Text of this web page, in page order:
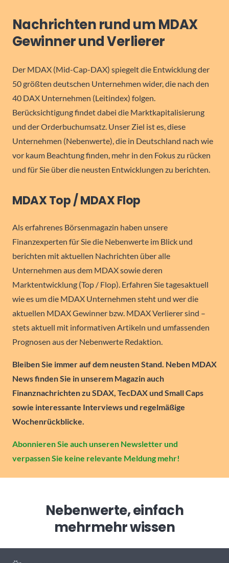
Nachrichten rund um MDAX
Gewinner und Verlierer
Der MDAX (Mid-Cap-DAX) spiegelt die Entwicklung der
50 größten deutschen Unternehmen wider, die nach den
40 DAX Unternehmen (Leitindex) folgen.
Berücksichtigung findet dabei die Marktkapitalisierung
und der Orderbuchumsatz. Unser Ziel ist es, diese
Unternehmen (Nebenwerte), die in Deutschland nach wie
vor kaum Beachtung finden, mehr in den Fokus zu rücken
und für Sie über die neusten Entwicklungen zu berichten.
MDAX Top / MDAX Flop
Als erfahrenes Börsenmagazin haben unsere
Finanzexperten für Sie die Nebenwerte im Blick und
berichten mit aktuellen Nachrichten über alle
Unternehmen aus dem MDAX sowie deren
Marktentwicklung (Top / Flop). Erfahren Sie tagesaktuell
wie es um die MDAX Unternehmen steht und wer die
aktuellen MDAX Gewinner bzw. MDAX Verlierer sind –
stets aktuell mit informativen Artikeln und umfassenden
Prognosen aus der Nebenwerte Redaktion.
Bleiben Sie immer auf dem neusten Stand. Neben MDAX
News finden Sie in unserem Magazin auch
Finanznachrichten zu SDAX, TecDAX und Small Caps
sowie interessante Interviews und regelmäßige
Wochenrückblicke.
Abonnieren Sie auch unseren Newsletter und
verpassen Sie keine relevante Meldung mehr!
Nebenwerte, einfach
mehrmehr wissen